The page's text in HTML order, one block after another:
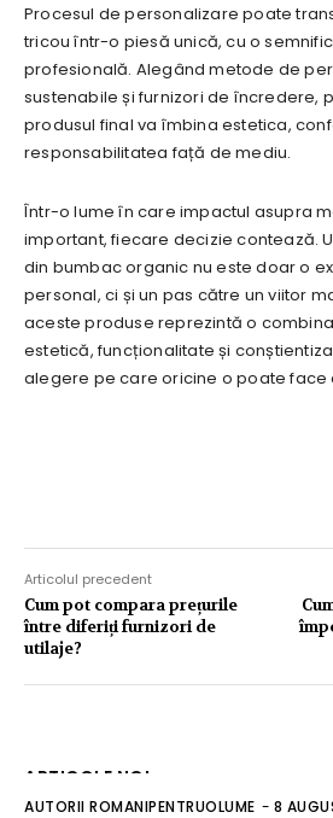
Procesul de personalizare poate
tricou într-o piesă unică, cu o
profesională. Alegând metode de
sustenabile și furnizori de încredere,
produsul final va îmbina estetica,
responsabilitatea față de mediu.
Într-o lume în care impactul asupra
important, fiecare decizie contează.
din bumbac organic nu este doar o
personal, ci și un pas către un viitor
aceste produse reprezintă o
estetică, funcționalitate și
alegere pe care oricine o poate face
Articolul precedent
Cum pot compara prețurile
între diferiți furnizori de
utilaje?
ARTICOLE NOI
AUTORII ROMANIPENTRUOLUME - 8